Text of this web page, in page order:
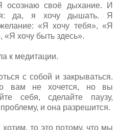
своё дыхание. И
да, я хочу дышать. Я
«Я хочу тебя», «Я
«Я хочу быть здесь».
к медитации.
с собой и закрываться.
вам не хочется, но вы
себя, сделайте паузу,
и она разрешится.
то это потому, что мы